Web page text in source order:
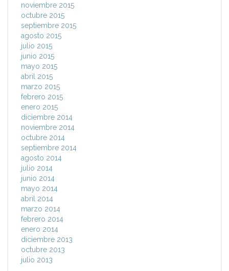
noviembre 2015
octubre 2015
septiembre 2015
agosto 2015
julio 2015
junio 2015
mayo 2015
abril 2015
marzo 2015
febrero 2015
enero 2015
diciembre 2014
noviembre 2014
octubre 2014
septiembre 2014
agosto 2014
julio 2014
junio 2014
mayo 2014
abril 2014
marzo 2014
febrero 2014
enero 2014
diciembre 2013
octubre 2013
julio 2013